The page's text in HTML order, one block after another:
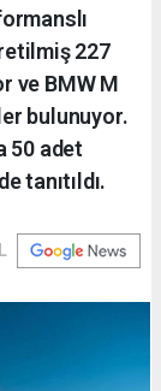
227
ve BMW M
bulunuyor.
50 adet
tanıtıldı.